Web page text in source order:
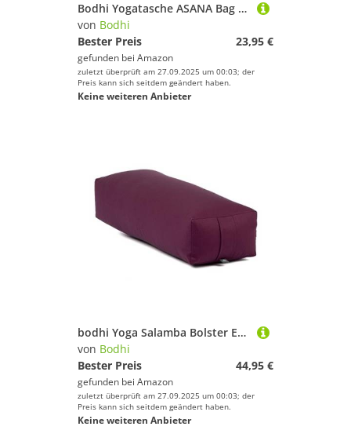
Bodhi Yogatasche ASANA Bag 70 | Spritzwasserfeste Sporttasche | Außentaschen für extra Platz | Polyestertasche für Yogamatten & Zubehör | Yogamattentasche für 70 cm breite Matten | lila
von Bodhi
Bester Preis
23,95 €
gefunden bei Amazon
zuletzt überprüft am 27.09.2025 um 00:03; der
Preis kann sich seitdem geändert haben.
Keine weiteren Anbieter
bodhi Yoga Salamba Bolster Eco | Waschbarer Bezug aus 100% Bio-Baumwolle | Yogarolle eckig mit Bio Dinkelfüllung | Yogakissen groß für Restoratives Yoga | Maße: 63,5 x 26,5 x 20,5 cm (aubergine)
von Bodhi
Bester Preis
44,95 €
gefunden bei Amazon
zuletzt überprüft am 27.09.2025 um 00:03; der
Preis kann sich seitdem geändert haben.
Keine weiteren Anbieter